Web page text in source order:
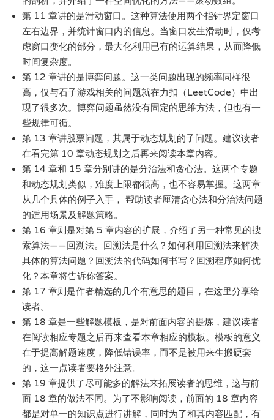
第 11 章讲的是滑动窗口。这种算法使用两个指针界定窗口
左右边界，并统计窗口内的信息。当窗口发生滑动时，仅考
虑窗口变化的部分，最大化利用已有的运算结果，从而降低
时间复杂度。
第 12 章讲的是博弈问题。这一类问题出现的频率同样很
高，仅与石子游戏相关的问题就在力扣（LeetCode）中出
现了很多次。博弈问题虽然没有固定的思维方法，但也有一
些规律可循。
第 13 章讲股票问题，其属于动态规划的子问题。建议读者
在看完第 10 章动态规划之后再来阅读本章内容。
第 14 章和 15 章分别讲的是分治法和贪心法。这两个专题
和动态规划类似，难度上限都很高，也不容易掌握。这两章
从几个具体的例子入手， 帮助读者厘清贪心法和分治法问题
的适用场景及解题策略。
第 16 章则是对第 5 章内容的扩展，介绍了另一种常见的搜
索算法——回溯法。回溯法是什么？如何利用回溯法来解决
具体的算法问题？回溯法的代码如何书写？回溯程序如何优
化？本章将告诉你答案。
第 17 章则是作者精选的几个有意思的题目，在这里分享给
读者。
第 18 章是一些解题模板，是对前面内容的提炼，建议读者
在阅读相应专题之后再来查看本章相应的模板。模板的意义
在于提高解题速度，降低错误率，而不是被用来生搬硬套
的，这一点读者要格外注意。
第 19 章提供了尽可能多的解法来拓展读者的思维，这与前
面 18 章的做法不同。为了不影响阅读，前面的 18 章内容
都是对单一的知识点进行讲解，同时为了和其内容匹配，有